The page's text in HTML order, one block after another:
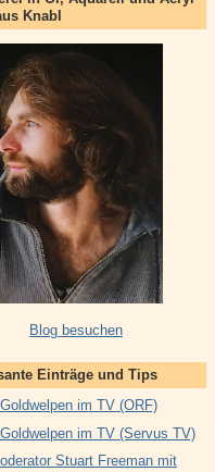
Knabl
Blog besuchen
Einträge und Tips
im TV (ORF)
Goldwelpen im TV (Servus TV)
Stuart Freeman mit